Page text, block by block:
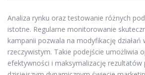
Analiza rynku oraz testowanie różnych
istotne. Regularne monitorowanie
kampanii pozwala na modyfikację działań
rzeczywistym. Takie podejście umożliwia
efektywności i maksymalizację rezultatów